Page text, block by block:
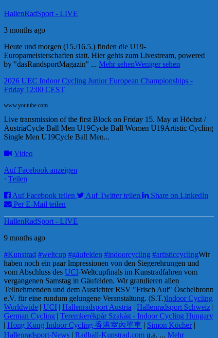
HallenRadSport - LIVE
3 months ago
Heute und morgen (15./16.5.) finden die U19-
Europameisterschaften statt. Hier gehts zum Livestream, powered
by "dasRandsportMagazin" ... Mehr sehenWeniger sehen
2026 UEC Indoor Cycling Junior European Championships -
Friday 12:00 CEST
www.youtube.com
Live transmission of the first Block on Friday 15. May at Höchst /
AustriaCycle Ball Men U19Cycle Ball Women U19Artistic Cycling
Single Men U19Cycle Ball Men...
Video
Auf Facebook anzeigen
· Teilen
Auf Facebook teilen
Auf Twitter teilen
Share on LinkedIn
Per E-Mail teilen
HallenRadSport - LIVE
9 months ago
#Kunstrad #weltcup #gäufelden #indoorcycling #artisticcyclingWir
haben noch ein paar Impressionen von den Siegerehrungen und
vom Abschluss des UCI-Weltcupfinals im Kunstradfahren vom
vergangenen Samstag in Gäufelden. Wir gratulieren allen
Teilnehmenden und dem Ausrichter RSV "Frisch Auf" Öschelbronn
e.V. für eine rundum gelungene Veranstaltung. (S.T.)Indoor Cycling
Worldwide | UCI | Hallenradsport Austria | Hallenradsport Schweiz |
German Cycling | Teremkerékpár Szakág - Indoor Cycling Hungary
| Hong Kong Indoor Cycling 香港室內單車 | Simon Köcher |
Hallenradsport-News | Radball-Kunstrad.com u.a. ... Mehr